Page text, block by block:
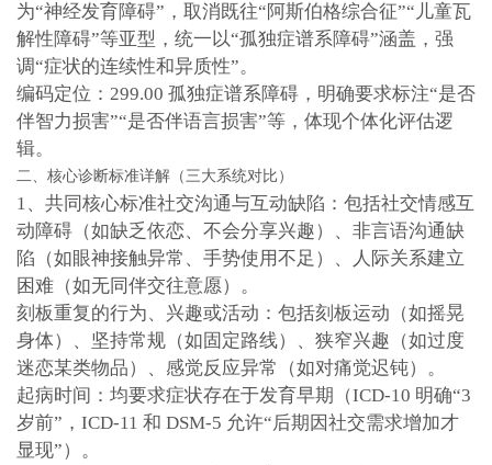
为“神经发育障碍”，取消既往“阿斯伯格综合征”“儿童瓦
解性障碍”等亚型，统一以“孤独症谱系障碍”涵盖，强
调“症状的连续性和异质性”。
编码定位：299.00 孤独症谱系障碍，明确要求标注“是否
伴智力损害”“是否伴语言损害”等，体现个体化评估逻
辑。
二、核心诊断标准详解（三大系统对比）
1、共同核心标准社交沟通与互动缺陷：包括社交情感互
动障碍（如缺乏依恋、不会分享兴趣）、非言语沟通缺
陷（如眼神接触异常、手势使用不足）、人际关系建立
困难（如无同伴交往意愿）。
刻板重复的行为、兴趣或活动：包括刻板运动（如摇晃
身体）、坚持常规（如固定路线）、狭窄兴趣（如过度
迷恋某类物品）、感觉反应异常（如对痛觉迟钝）。
起病时间：均要求症状存在于发育早期（ICD-10 明确“3
岁前”，ICD-11 和 DSM-5 允许“后期因社交需求增加才
显现”）。